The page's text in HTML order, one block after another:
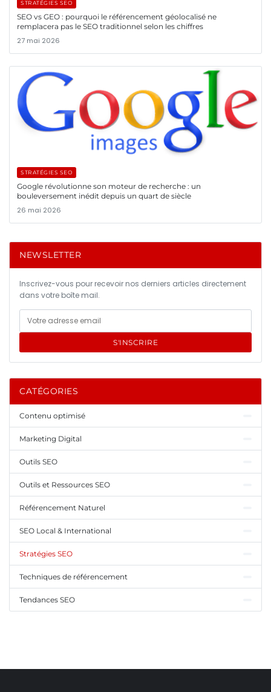
STRATÉGIES SEO
SEO vs GEO : pourquoi le référencement géolocalisé ne
remplacera pas le SEO traditionnel selon les chiffres
27 mai 2026
STRATÉGIES SEO
Google révolutionne son moteur de recherche : un
bouleversement inédit depuis un quart de siècle
26 mai 2026
NEWSLETTER
Inscrivez-vous pour recevoir nos derniers articles directement
dans votre boîte mail.
S'INSCRIRE
CATÉGORIES
Contenu optimisé
Marketing Digital
Outils SEO
Outils et Ressources SEO
Référencement Naturel
SEO Local & International
Stratégies SEO
Techniques de référencement
Tendances SEO